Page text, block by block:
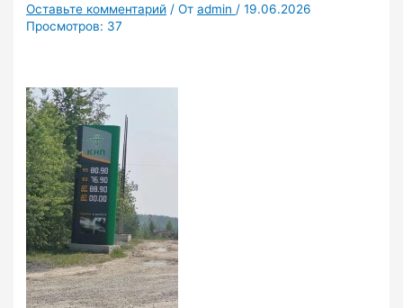
Оставьте комментарий / Отadmin /19.06.2026
Просмотров: 37